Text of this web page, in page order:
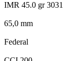
IMR 45.0 gr 3031
65,0 mm
Federal